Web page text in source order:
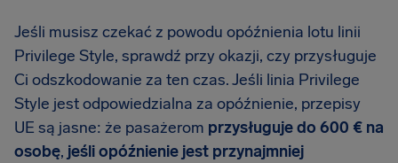
Jeśli musisz czekać z powodu opóźnienia lotu linii
Privilege Style, sprawdź przy okazji, czy przysługuje
Ci odszkodowanie za ten czas. Jeśli linia Privilege
Style jest odpowiedzialna za opóźnienie, przepisy
UE są jasne: że pasażerom przysługuje do 600 € na
osobę, jeśli opóźnienie jest przynajmniej